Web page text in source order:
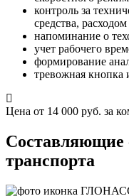
контроль за
средства,
напоминание о
учет рабочего
формирование
тревожная кнопка
Цена от 14 000 руб. за
Составляющие
транспорта